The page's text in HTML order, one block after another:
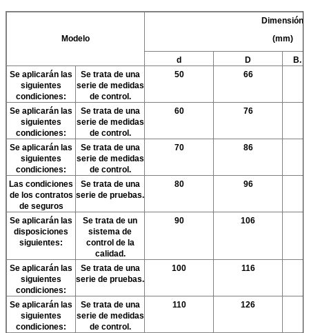
Modelo
Dimensión
(mm)
d D
B.
Se aplicarán las
siguientes
condiciones:
Se trata de una
serie de medidas
de control.
50 66
Se aplicarán las
siguientes
condiciones:
Se trata de una
serie de medidas
de control.
60 76
Se aplicarán las
siguientes
condiciones:
Se trata de una
serie de medidas
de control.
70 86
Las condiciones
de los contratos
de seguros
Se trata de una
serie de pruebas.
80 96
Se aplicarán las
disposiciones
siguientes:
Se trata de un
sistema de
control de la
calidad.
90 106
Se aplicarán las
siguientes
condiciones:
Se trata de una
serie de pruebas.
100 116
Se aplicarán las
siguientes
condiciones:
Se trata de una
serie de medidas
de control.
110 126